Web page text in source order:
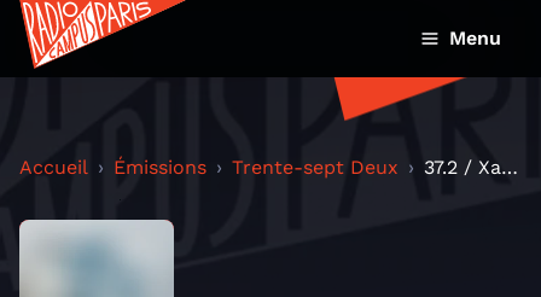
Menu
Accueil Émissions Trente-sept Deux 37.2 / Xavier, L'éthique du bouclier